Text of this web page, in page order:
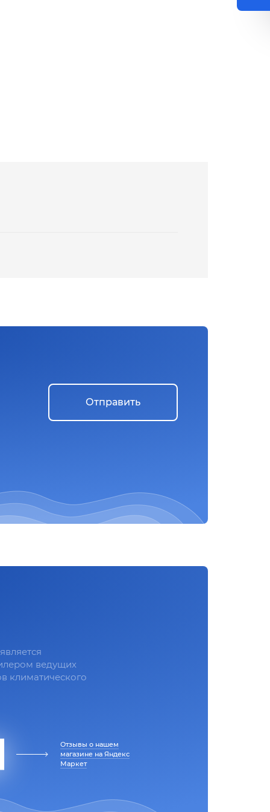
Отправить
ведущих
климатического
Отзывы о нашем
магазине на Яндекс
Маркет